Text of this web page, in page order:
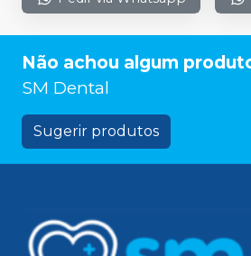
Não achou algum
SM Dental
Sugerir produtos